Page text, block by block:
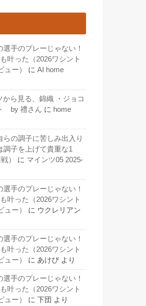
選手のプレーじゃない！
叶った（2026ワシント
ー）
に AI home
ら見る、錦織 ・ジョコ
by 禮さん に home
の調子に苦しみ出入り
子を上げて貴重な1
）
に マインツ05 2025-
選手のプレーじゃない！
叶った（2026ワシント
ー）
に ウクレリアン
選手のプレーじゃない！
叶った（2026ワシント
ー）
に あけび より
選手のプレーじゃない！
叶った（2026ワシント
ー）
に 下団 より